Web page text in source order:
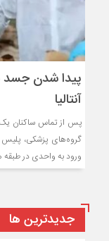
پیدا شدن جسد
آنتالیا
پس از تماس ساکنان یک
گروه‌های پزشکی،
ورود به واحدی در طبقه
جديدترين ها